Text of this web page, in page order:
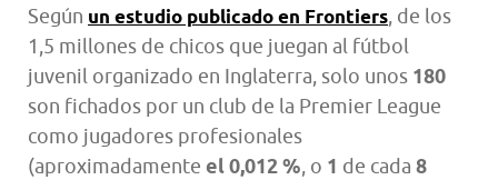
Según un estudio publicado en Frontiers, de los
1,5 millones de chicos que juegan al fútbol
juvenil organizado en Inglaterra, solo unos 180
son fichados por un club de la Premier League
como jugadores profesionales
(aproximadamente el 0,012 %, o 1 de cada 8